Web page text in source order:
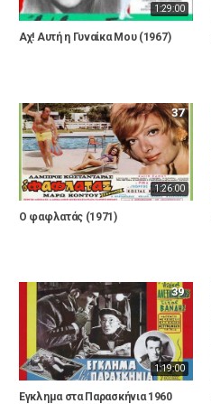
1:29:00
Αχ! Αυτή η Γυναίκα Μου (1967)
1:26:00
37
Ο φαφλατάς (1971)
1:19:00
39
Έγκλημα στα Παρασκήνια 1960